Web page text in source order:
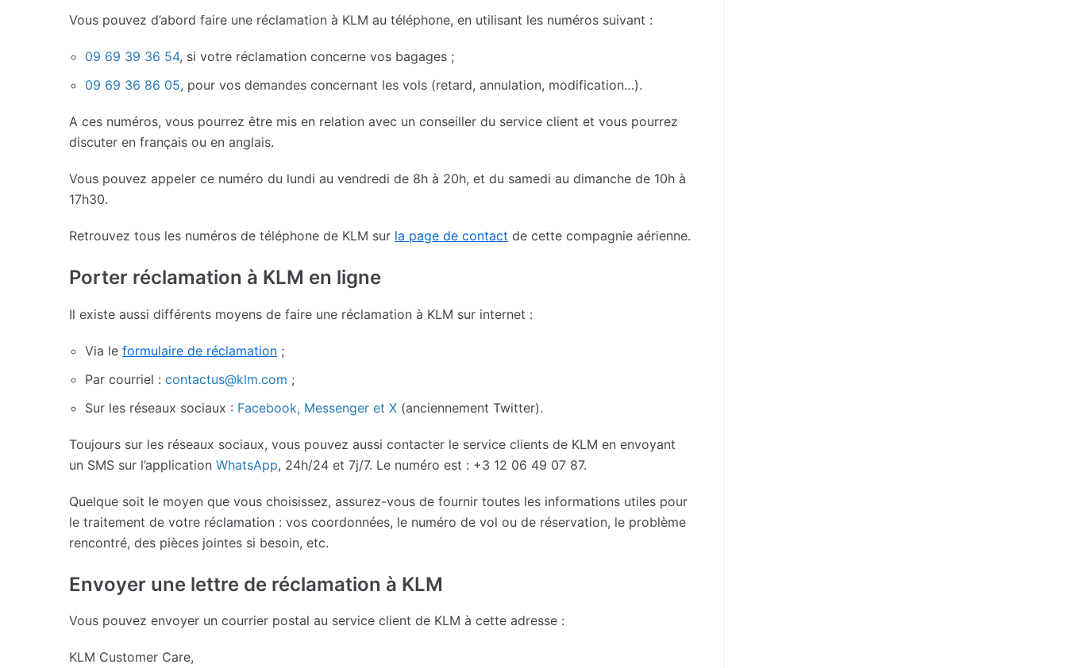
Vous pouvez d’abord faire une réclamation à KLM au téléphone, en utilisant les numéros suivant :
09 69 39 36 54, si votre réclamation concerne vos bagages ;
09 69 36 86 05, pour vos demandes concernant les vols (retard, annulation, modification…).
A ces numéros, vous pourrez être mis en relation avec un conseiller du service client et vous pourrez
discuter en français ou en anglais.
Vous pouvez appeler ce numéro du lundi au vendredi de 8h à 20h, et du samedi au dimanche de 10h à
17h30.
Retrouvez tous les numéros de téléphone de KLM sur la page de contact de cette compagnie aérienne.
Porter réclamation à KLM en ligne
Il existe aussi différents moyens de faire une réclamation à KLM sur internet :
Via le formulaire de réclamation ;
Par courriel : contactus@klm.com ;
Sur les réseaux sociaux : Facebook, Messenger et X (anciennement Twitter).
Toujours sur les réseaux sociaux, vous pouvez aussi contacter le service clients de KLM en envoyant
un SMS sur l’application WhatsApp, 24h/24 et 7j/7. Le numéro est : +3 12 06 49 07 87.
Quelque soit le moyen que vous choisissez, assurez-vous de fournir toutes les informations utiles pour
le traitement de votre réclamation : vos coordonnées, le numéro de vol ou de réservation, le problème
rencontré, des pièces jointes si besoin, etc.
Envoyer une lettre de réclamation à KLM
Vous pouvez envoyer un courrier postal au service client de KLM à cette adresse :
KLM Customer Care,